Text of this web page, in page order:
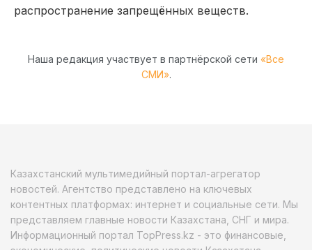
распространение запрещённых веществ.
Наша редакция участвует в партнёрской сети «Все
СМИ».
Казахстанский мультимедийный портал-агрегатор
новостей. Агентство представлено на ключевых
контентных платформах: интернет и социальные сети. Мы
представляем главные новости Казахстана, СНГ и мира.
Информационный портал TopPress.kz - это финансовые,